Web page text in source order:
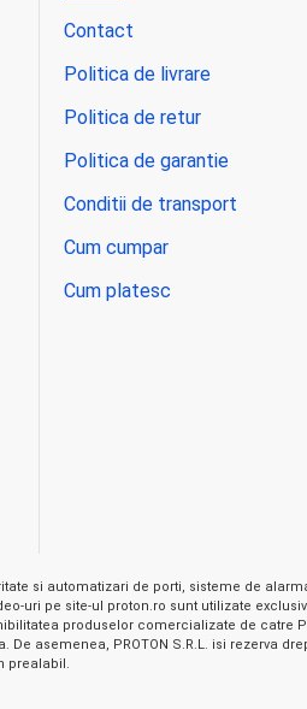
Contact
Politica de livrare
Politica de retur
Politica de garantie
Conditii de transport
Cum cumpar
Cum platesc
si automatizari de porti, sisteme de
uri pe site-ul proton.ro sunt utilizate
produselor comercializate de
asemenea, PROTON S.R.L. isi rezerva
prealabil.